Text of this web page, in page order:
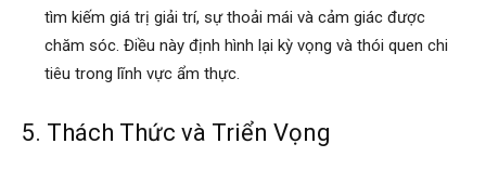
tìm kiếm giá trị giải trí, sự thoải mái và cảm giác được
chăm sóc. Điều này định hình lại kỳ vọng và thói quen chi
tiêu trong lĩnh vực ẩm thực.
5. Thách Thức và Triển Vọng